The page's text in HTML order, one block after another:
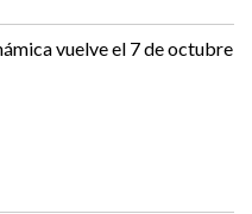
vuelve el 7 de octubre